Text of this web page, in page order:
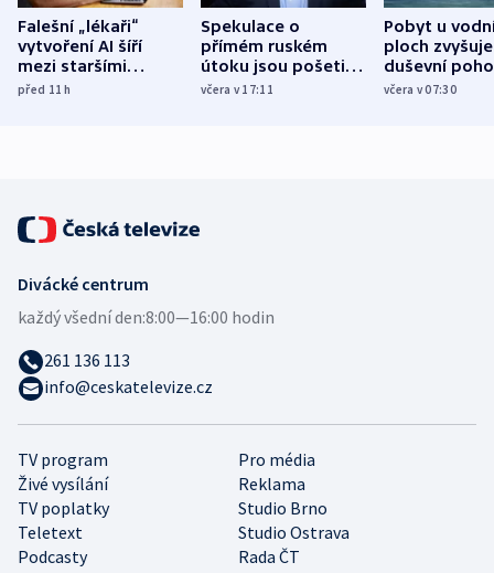
Falešní „lékaři“
vytvoření AI šíří
mezi staršími
Poláky nebezpečné
před 11h
Spekulace o
přímém ruském
útoku jsou pošetilé,
míní estonský
včera v 17:11
Pobyt u
ploch zvyšuje
duševní
ukázala
včera v 07:30
TV program
Pro média
Živé vysílání
Reklama
TV poplatky
Studio Brno
Teletext
Studio Ostrava
Podcasty
Rada ČT
Divácké centrum
každý všední den:8:00—16:00 hodin
261 136 113
info@ceskatelevize.cz